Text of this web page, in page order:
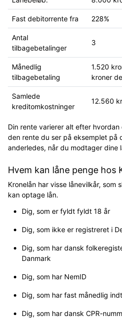
Fast debitorrente fra 228%
Antal
tilbagebetalinger
3
Månedlig
tilbagebetaling
1.520
kroner
Samlede
kreditomkostninger
12.560
Din rente varierer alt efter
den rente du ser på eksemplet på
anderledes, når du modtager dine
Hvem kan låne penge hos
Kronelån har visse lånevilkår,
kan optage lån.
Dig, som er fyldt fyldt 18 år
Dig, som ikke er registreret i
Dig, som har dansk
Danmark
Dig, som har NemID
Dig, som har fast månedlig
Dig, som har dansk CPR-